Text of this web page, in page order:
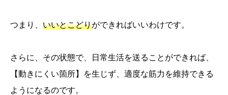
つまり、 いいとこどりができればいいわけです。
さらに、その状態で、日常生活を送ることができれば、
【動きにくい箇所】を生じず、適度な筋力を維持できる
ようになるのです。